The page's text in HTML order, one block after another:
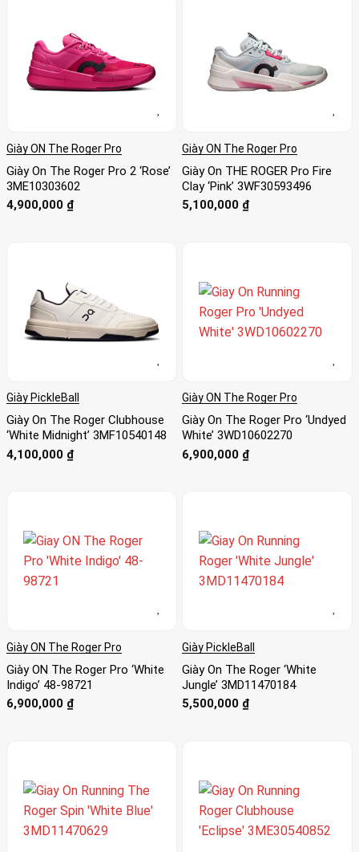
Giày ON The Roger Pro
Giày On The Roger Pro 2 ‘Rose’
3ME10303602
4,900,000 ₫
Giày ON The Roger Pro
Giày On THE ROGER Pro Fire
Clay ‘Pink’ 3WF30593496
5,100,000 ₫
Giày PickleBall
Giày On The Roger Clubhouse
‘White Midnight’ 3MF10540148
4,100,000 ₫
Giày ON The Roger Pro
Giày On The Roger Pro ‘Undyed
White’ 3WD10602270
6,900,000 ₫
Giày ON The Roger Pro
Giày ON The Roger Pro ‘White
Indigo’ 48-98721
6,900,000 ₫
Giày PickleBall
Giày On The Roger ‘White
Jungle’ 3MD11470184
5,500,000 ₫